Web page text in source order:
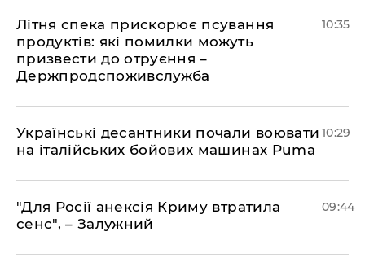
Літня спека прискорює псування
продуктів: які помилки можуть
призвести до отруєння –
Держпродспоживслужба
10:35
Українські десантники почали воювати
на італійських бойових машинах Puma
10:29
"Для Росії анексія Криму втратила
сенс", – Залужний
09:44